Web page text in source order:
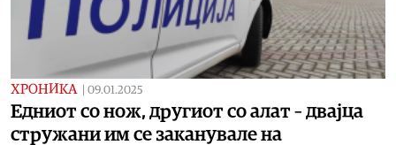
ХРОНИКА 09.01.2025
Едниот со нож, другиот со алат – двајца
стружани им се заканувале на